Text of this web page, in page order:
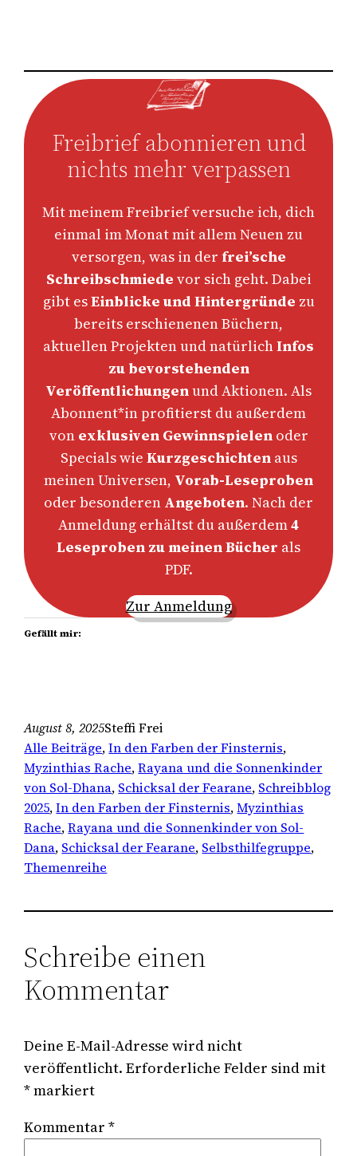
Freibrief abonnieren und
nichts mehr verpassen
Mit meinem Freibrief versuche ich, dich
einmal im Monat mit allem Neuen zu
versorgen, was in der frei’sche
Schreibschmiede vor sich geht. Dabei
gibt esEinblicke und Hintergründe zu
bereits erschienenen Büchern,
aktuellen Projekten und natürlichInfos
zu bevorstehenden
Veröffentlichungenund Aktionen. Als
Abonnent*in profitierst du außerdem
von exklusiven Gewinnspielenoder
Specials wie Kurzgeschichten aus
meinen Universen, Vorab-Leseproben
oder besonderen Angeboten. Nach der
Anmeldung erhältst du außerdem4
Leseproben zu meinen Bücher als
PDF.
Zur Anmeldung
Gefällt mir:
August 8, 2025Steffi Frei
Alle Beiträge, In den Farben der Finsternis
Myzinthias Rache, Rayana und die Sonnenkinder
von Sol-Dhana, Schicksal der Fearane, Schreibblog
2025, In den Farben der Finsternis, Myzinthias
Rache, Rayana und die Sonnenkinder von Sol-
Dana, Schicksal der Fearane, Selbsthilfegruppe
Themenreihe
Schreibe einen
Kommentar
Deine E-Mail-Adresse wird nicht
veröffentlicht. Erforderliche Felder sind mit
*markiert
Kommentar*